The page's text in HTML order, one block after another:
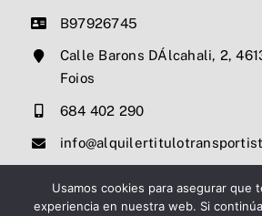
Precios
Contacto
B97926745
Calle Barons DÁlcahali, 2,
Foios
684 402 290
Usamos cookies para asegurar que
experiencia en nuestra web. Si